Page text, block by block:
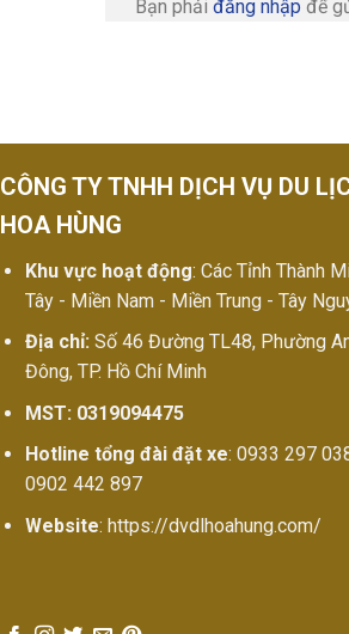
Bạn phải đăng nhập để
CÔNG TY TNHH DỊCH VỤ DU
HOA HÙNG
Khu vực hoạt động: Các Tỉnh Thành
Tây - Miền Nam - Miền Trung - Tây
Địa chỉ: Số 46 Đường TL48, Phường
Đông, TP. Hồ Chí Minh
MST: 0319094475
Hotline tổng đài đặt xe: 0933 297
0902 442 897
Website: https://dvdlhoahung.com/